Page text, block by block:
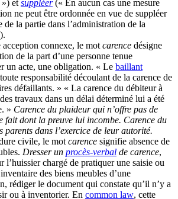
») et suppléer(« En aucun cas une mesure
ne peut être ordonnée en vue de suppléer
de la partie dans l’administration de la
acception connexe, le mot carence désigne
de la part d’une personne tenue
un acte, une obligation. « Le baillant
responsabilité découlant de la carence de
défaillants. » « La carence du débiteur à
travaux dans un délai déterminé lui a été
» Carence du plaideur qui n’offre pas de
fait dont la preuve lui incombe. Carence du
parents dans l’exercice de leur autorité.
civile, le mot carence signifie absence de
Dresser un procès-verbal de carence,
l’huissier chargé de pratiquer une saisie ou
des biens meubles d’une
rédiger le document qui constate qu’il n’y a
ou à inventorier. En common law, cette